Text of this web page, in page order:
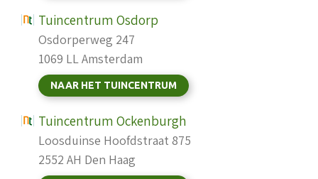
Tuincentrum Osdorp
Osdorperweg 247
1069 LL Amsterdam
NAAR HET TUINCENTRUM
Tuincentrum Ockenburgh
Loosduinse Hoofdstraat 875
2552 AH Den Haag